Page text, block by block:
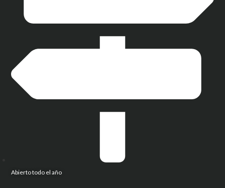
Abierto todo el año